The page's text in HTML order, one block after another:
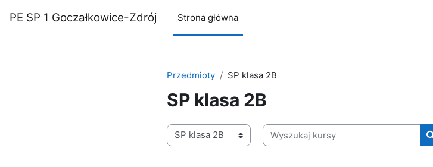
PE SP 1 Goczałkowice-Zdrój Strona główna
Przedmioty SP klasa 2B
SP klasa 2B
Oddziały
Wyszukaj kursy